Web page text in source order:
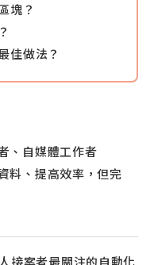
塊？
佳做法？
、自媒體工作者
料、提高效率，但完
接案者最關注的自動化